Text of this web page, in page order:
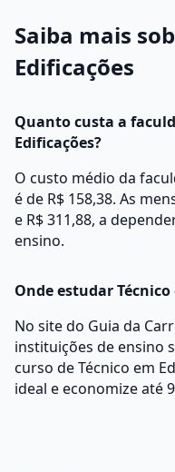
Saiba mais
Edificações
Quanto custa a
Edificações?
O custo médio da
é de R$ 158,38. As
e R$ 311,88, a
ensino.
Onde estudar Técnico
No site do Guia da
instituições de ensino
curso de Técnico em
ideal e economize até